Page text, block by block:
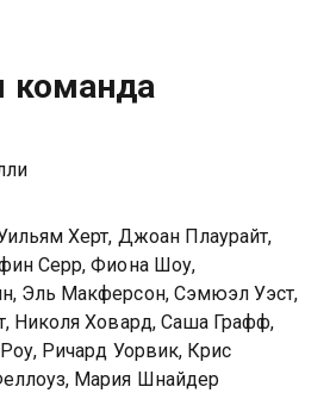
команда
Херт, Джоан Плаурайт,
Серр, Фиона Шоу,
Эль Макферсон, Сэмюэл Уэст,
Николя Ховард, Саша Графф,
Ричард Уорвик, Крис
Мария Шнайдер